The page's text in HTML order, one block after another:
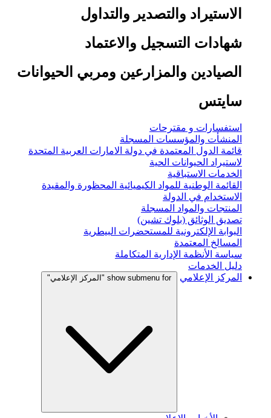
الاستيراد والتصدير والتداول
شهادات التسجيل والاعتماد
الصيادين والمزارعين ومربي الحيوانات
سايتس
استفسارات و مقترحات
المنشأت والمؤسسات المسجلة
قائمة الدول المعتمدة في دولة الامارات العربية المتحدة
لاستيراد الحيوانات الحية
الخدمات الاستباقية
القائمة الوطنية للمواد الكيميائية المحظورة والمقيدة
الاستخدام في الدولة
المنتجات والمواد المسجلة
تصديق الوثائق (بلوك تشين)
البوابة الإلكترونية للمستحضرات البيطرية
المسالخ المعتمدة
سياسة الأنظمة الإدارية المتكاملة
دليل الخدمات
المركز الإعلامي
show submenu for "المركز الإعلامي"